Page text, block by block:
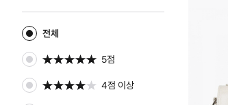
전체
5점
4점 이상